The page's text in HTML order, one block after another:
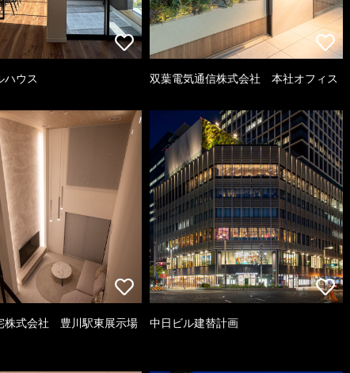
ハウス 双葉電気通信株式会社 本社オフィス
株式会社 豊川駅東展示場 中日ビル建替計画